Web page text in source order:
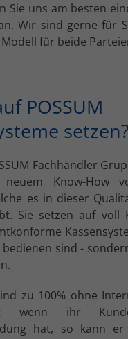
Sie uns am besten
Wir sind gerne für
für beide
POSSUM
setzen?
Fachhändler
Know-How
es in dieser
Sie setzen auf voll
sind -
zu 100% ohne
wenn ihr
hat, so kann